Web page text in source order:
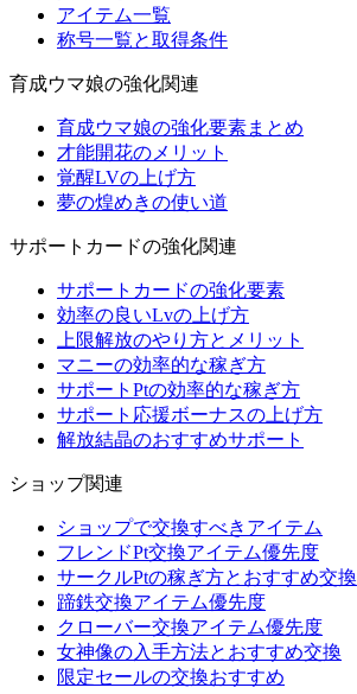
アイテム一覧
称号一覧と取得条件
育成ウマ娘の強化関連
育成ウマ娘の強化要素まとめ
才能開花のメリット
覚醒LVの上げ方
夢の煌めきの使い道
サポートカードの強化関連
サポートカードの強化要素
効率の良いLvの上げ方
上限解放のやり方とメリット
マニーの効率的な稼ぎ方
サポートPtの効率的な稼ぎ方
サポート応援ボーナスの上げ方
解放結晶のおすすめサポート
ショップ関連
ショップで交換すべきアイテム
フレンドPt交換アイテム優先度
サークルPtの稼ぎ方とおすすめ交換
蹄鉄交換アイテム優先度
クローバー交換アイテム優先度
女神像の入手方法とおすすめ交換
限定セールの交換おすすめ